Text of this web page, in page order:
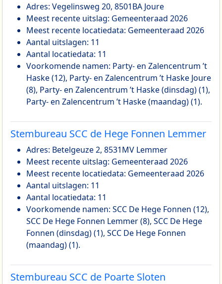
Adres: Vegelinsweg 20, 8501BA Joure
Meest recente uitslag: Gemeenteraad 2026
Meest recente locatiedata: Gemeenteraad 2026
Aantal uitslagen: 11
Aantal locatiedata: 11
Voorkomende namen: Party- en Zalencentrum ’t
Haske (12), Party- en Zalencentrum ’t Haske Joure
(8), Party- en Zalencentrum ’t Haske (dinsdag) (1),
Party- en Zalencentrum ’t Haske (maandag) (1).
Stembureau SCC de Hege Fonnen Lemmer
Adres: Betelgeuze 2, 8531MV Lemmer
Meest recente uitslag: Gemeenteraad 2026
Meest recente locatiedata: Gemeenteraad 2026
Aantal uitslagen: 11
Aantal locatiedata: 11
Voorkomende namen: SCC De Hege Fonnen (12),
SCC De Hege Fonnen Lemmer (8), SCC De Hege
Fonnen (dinsdag) (1), SCC De Hege Fonnen
(maandag) (1).
Stembureau SCC de Poarte Sloten